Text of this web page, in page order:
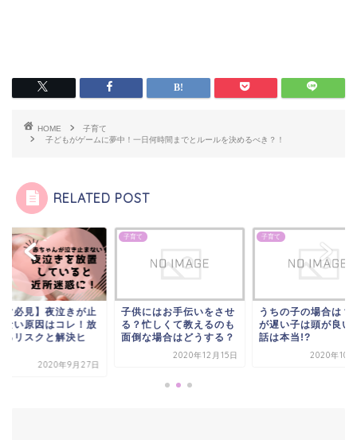
HOME
子育て
子どもがゲームに夢中！一日何時間までとルールを決めるべき？！
RELATED POST
マ必見】夜泣きが止
ない原因はコレ！放
るリスクと解決ヒ
2020年9月27日
子育て
子供にはお手伝いをさせ
る？忙しくて教えるのも
面倒な場合はどうする？
2020年12月15日
子育て
うちの子の場合は？
が遅い子は頭が良い
話は本当!?
2020年10